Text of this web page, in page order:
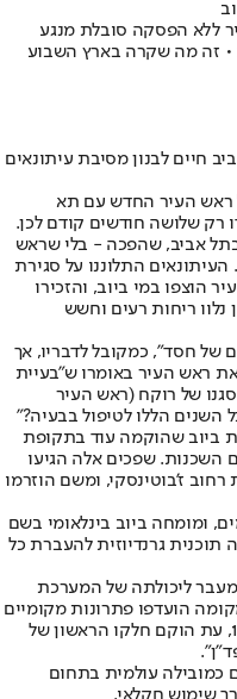
ללא הפסקה סובלת מנגע
• זה מה שקרה בארץ השבוע
תל אביב חיים לבנון מסיבת עיתונאים
ראש העיר החדש עם תא
רק שלושה חודשים קודם לכן.
אביב, שהפכה - בלי שראש
התלוננו על סגירת
הוצפו במי ביוב, והזכירו
נלוו ריחות רעים וחשש
מהעיתונאים לתת לו "100 ימים של חסד", כמקובל לדבריו, אך
ראש העיר באומרו ש"בעיית
של רוקח (ראש העיר
הללו לטיפול בבעיה?"
ביוב שהוקמה עוד בתקופת
השכנות. שפכים אלה הגיעו
ז'בוטינסקי, ומשם הוזרמו
ומומחה ביוב בינלאומי בשם
תוכנית גרנדיוזית להעברת כל
ליכולתה של המערכת
הועדפו פתרונות מקומיים
מוגבלים ושיפוצי ביוב חלקיים. כך עד 1969, עת הוקם חלקו הראשון של
כמובילה עולמית בתחום
שימוש חקלאי.